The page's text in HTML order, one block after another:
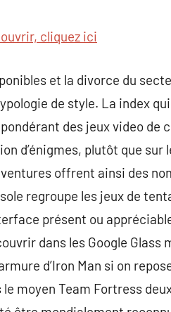
cliquez ici
et la divorce du
de style. La index
des jeux video
d’énigmes, plutôt que
offrent ainsi des
regroupe les jeux de
présent ou
dans les Google
d’Iron Man si on
moyen Team Fortress